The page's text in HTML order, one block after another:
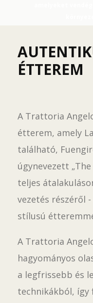
amelyeket
Ez egy olyan hely, ahol
egy nyugodt,
ÉTTEREM
A Trattoria
étterem, amely
található,
úgynevezett
teljes
vezetés részéről
stílusú
A Trattoria
hagyományos
a legfrissebb és
technikákból,